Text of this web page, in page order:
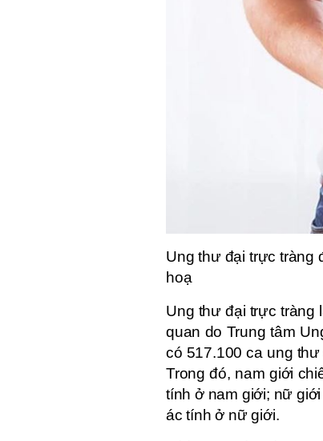
Ung thư đại trực tràng
hoạ
Ung thư đại trực tràng
quan do Trung tâm
có 517.100 ca ung
Trong đó, nam giới
tính ở nam giới; nữ
ác tính ở nữ giới.